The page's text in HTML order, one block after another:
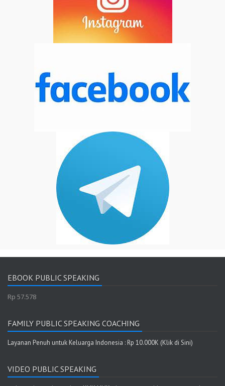
EBOOK PUBLIC SPEAKING
Rp 57.578
FAMILY PUBLIC SPEAKING COACHING
Layanan Penuh untuk Keluarga Indonesia : Rp 10.000K (Klik di Sini)
VIDEO PUBLIC SPEAKING